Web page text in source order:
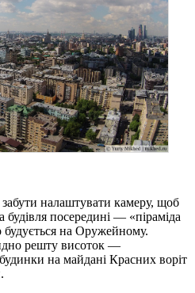
налаштувати камеру, щоб
посередині — «піраміда
на Оружейному.
решту висоток —
на майдані Красних воріт